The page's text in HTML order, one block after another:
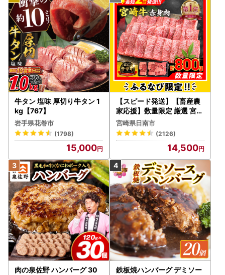
牛タン 塩味 厚切り牛タン 1
kg【767】
岩手県花巻市
(1798)
15,000
【スピード発送】【畜産農
家応援】数量限定 厳選 宮崎
牛 赤身 焼肉 計800g FN-Li
mited-PR_BDV5-26-2W
宮崎県日南市
(2126)
14,500
肉の泉佐野 ハンバーグ 30 鉄板焼ハンバーグ デミソー